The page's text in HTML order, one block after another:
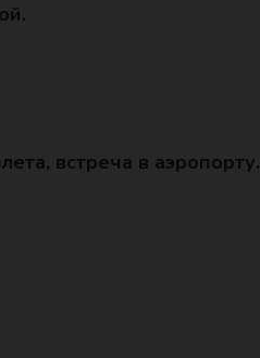
встреча в аэропорту.